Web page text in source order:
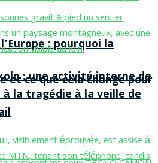
: pourquoi la
et ce que cela change pour
: une activité interne de
à la tragédie à la veille de